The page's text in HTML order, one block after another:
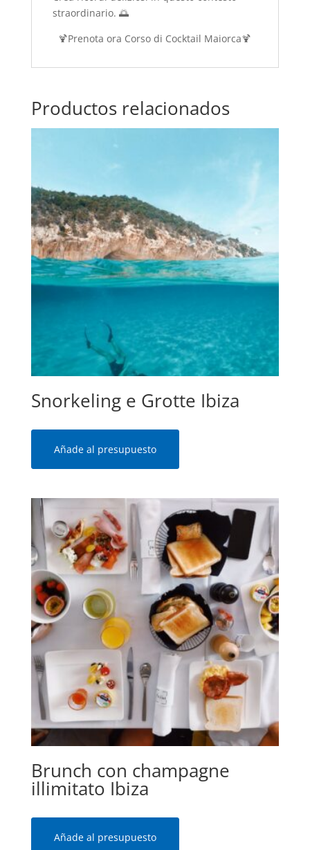
straordinario. 🌅
🍹Prenota ora Corso di Cocktail Maiorca🍹
Productos relacionados
Snorkeling e Grotte Ibiza
Añade al presupuesto
Brunch con champagne
illimitato Ibiza
Añade al presupuesto